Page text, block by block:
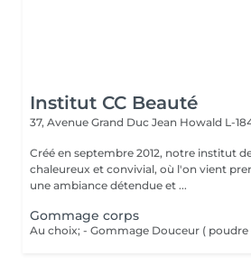
Institut CC Beauté
37, Avenue Grand Duc Jean Howald L-
Créé en septembre 2012, notre institut
chaleureux et convivial, où l'on vient
une ambiance détendue et ...
Gommage corps